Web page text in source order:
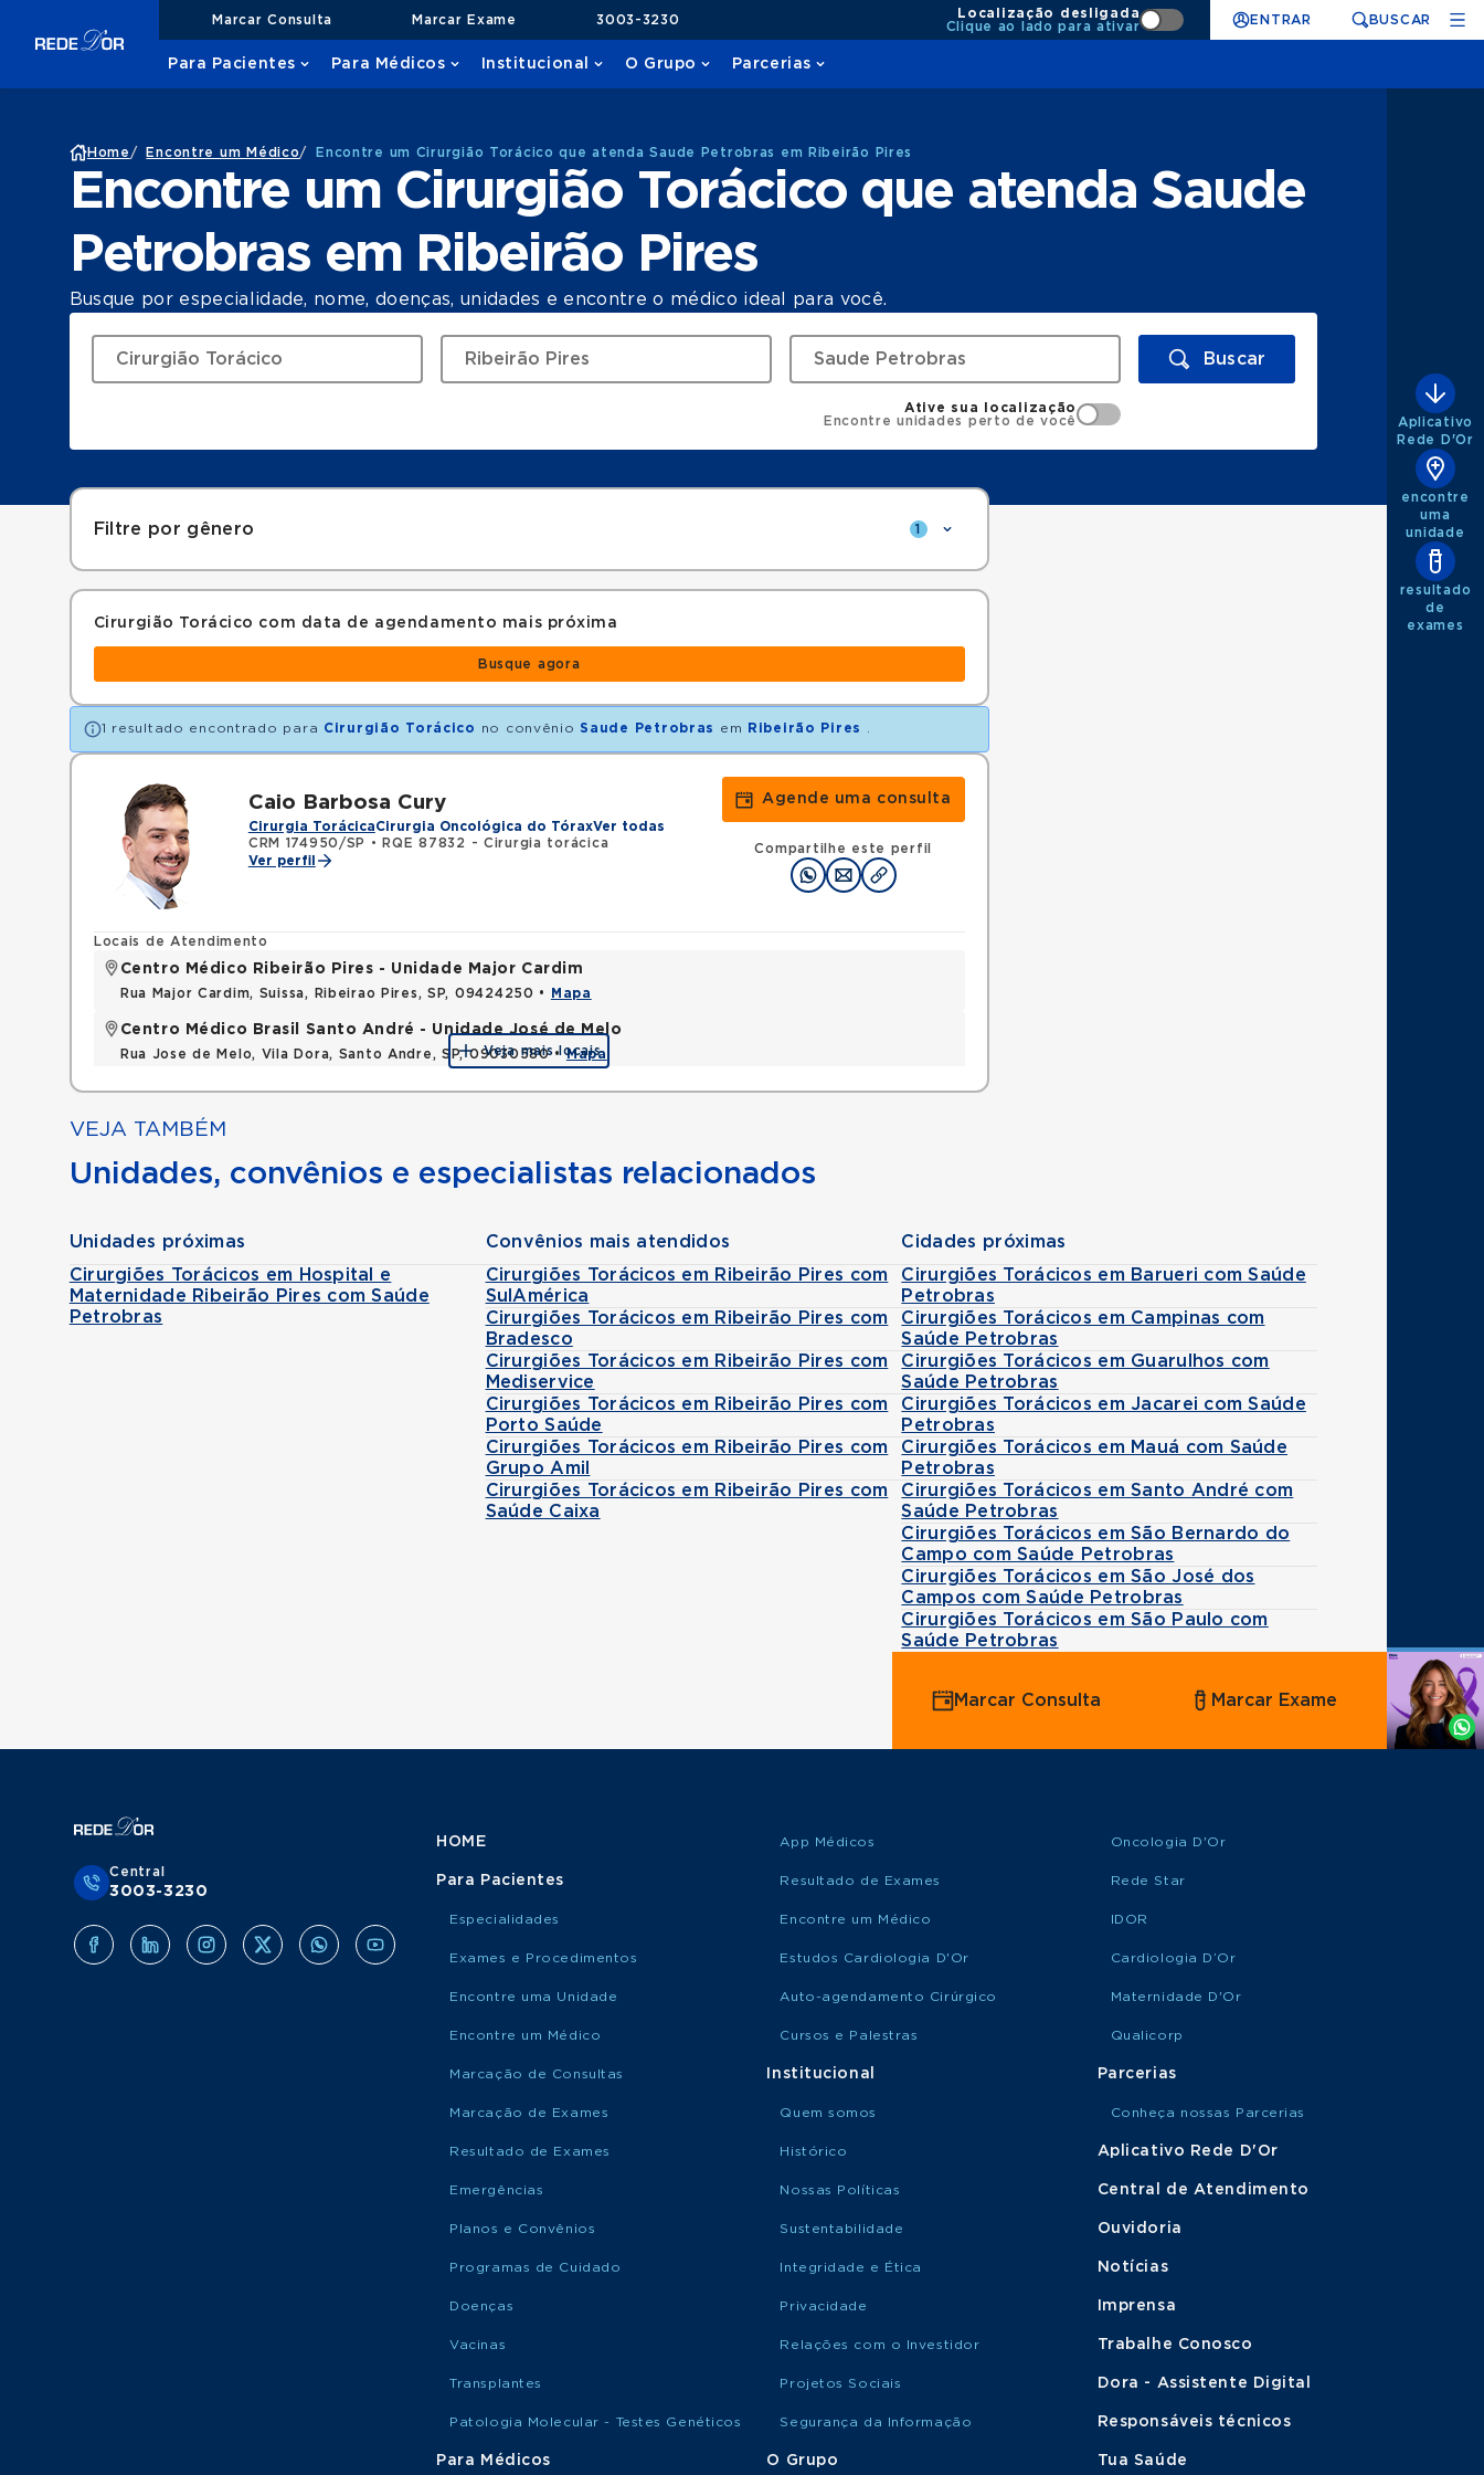
Marcar Consulta Marcar Exame 3003-3230
Localização desligada
Clique ao lado para ativar
ENTRAR BUSCAR
Para Pacientes Para Médicos Institucional O Grupo Parcerias
Home / Encontre um Médico/ Encontre um Cirurgião Torácico que atenda Saude Petrobras em Ribeirão Pires
Encontre um Cirurgião Torácico que atenda Saude
Petrobras em Ribeirão Pires
Busque por especialidade, nome, doenças, unidades e encontre o médico ideal para você.
Buscar
Ative sua localização
Encontre unidades perto de você
Filtre por gênero 1
Cirurgião Torácico com data de agendamento mais próxima
Busque agora
1 resultado encontrado para Cirurgião Torácico no convênio Saude Petrobras em Ribeirão Pires
Caio Barbosa Cury
Cirurgia TorácicaCirurgia Oncológica do TóraxVer todas
CRM 174950/SP
•
RQE 87832 - Cirurgia torácica
Ver perfil
Agende uma consulta
Compartilhe este perfil
Locais de Atendimento
Centro Médico Ribeirão Pires - Unidade Major Cardim
Rua Major Cardim, Suissa, Ribeirao Pires, SP, 09424250 • Mapa
Centro Médico Brasil Santo André - Unidade José de Melo
Rua Jose de Melo, Vila Dora, Santo Andre, SP, 09030580 •Mapa
Veja mais locais
VEJA TAMBÉM
Unidades, convênios e especialistas relacionados
Unidades próximas
Cirurgiões Torácicos em Hospital e
Maternidade Ribeirão Pires com Saúde
Petrobras
Convênios mais atendidos
Cirurgiões Torácicos em Ribeirão Pires com
SulAmérica
Cirurgiões Torácicos em Ribeirão Pires com
Bradesco
Cirurgiões Torácicos em Ribeirão Pires com
Mediservice
Cirurgiões Torácicos em Ribeirão Pires com
Porto Saúde
Cirurgiões Torácicos em Ribeirão Pires com
Grupo Amil
Cirurgiões Torácicos em Ribeirão Pires com
Saúde Caixa
Cidades próximas
Cirurgiões Torácicos em Barueri com Saúde
Petrobras
Cirurgiões Torácicos em Campinas com
Saúde Petrobras
Cirurgiões Torácicos em Guarulhos com
Saúde Petrobras
Cirurgiões Torácicos em Jacarei com Saúde
Petrobras
Cirurgiões Torácicos em Mauá com Saúde
Petrobras
Cirurgiões Torácicos em Santo André com
Saúde Petrobras
Cirurgiões Torácicos em São Bernardo do
Campo com Saúde Petrobras
Cirurgiões Torácicos em São José dos
Campos com Saúde Petrobras
Cirurgiões Torácicos em São Paulo com
Saúde Petrobras
Aplicativo
Rede D'Or
encontre
uma
unidade
resultado
de
exames
Agende
Whatsapp
Marcar Consulta Marcar Exame
Central
3003-3230
HOME
Para Pacientes
Especialidades
Exames e Procedimentos
Encontre uma Unidade
Encontre um Médico
Marcação de Consultas
Marcação de Exames
Resultado de Exames
Emergências
Planos e Convênios
Programas de Cuidado
Doenças
Vacinas
Transplantes
Patologia Molecular - Testes Genéticos
Para Médicos
App Médicos
Resultado de Exames
Encontre um Médico
Estudos Cardiologia D'Or
Auto-agendamento Cirúrgico
Cursos e Palestras
Institucional
Quem somos
Histórico
Nossas Políticas
Sustentabilidade
Integridade e Ética
Privacidade
Relações com o Investidor
Projetos Sociais
Segurança da Informação
O Grupo
Oncologia D'Or
Rede Star
IDOR
Cardiologia D’Or
Maternidade D'Or
Qualicorp
Parcerias
Conheça nossas Parcerias
Aplicativo Rede D'Or
Central de Atendimento
Ouvidoria
Notícias
Imprensa
Trabalhe Conosco
Dora - Assistente Digital
Responsáveis técnicos
Tua Saúde